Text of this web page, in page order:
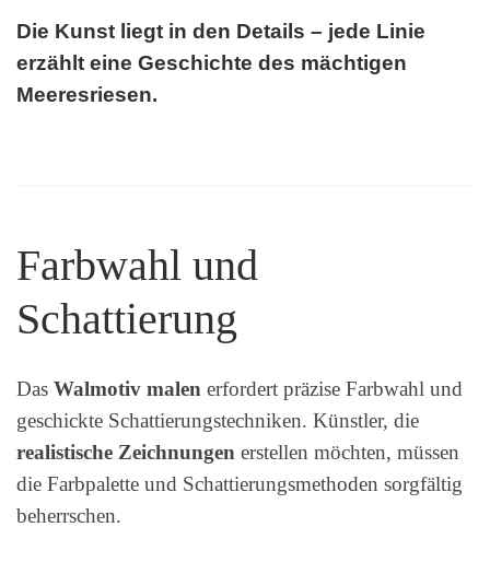
Die Kunst liegt in den Details – jede Linie
erzählt eine Geschichte des mächtigen
Meeresriesen.
Farbwahl und
Schattierung
Das Walmotiv malen erfordert präzise Farbwahl und
geschickte Schattierungstechniken. Künstler, die
realistische Zeichnungen erstellen möchten, müssen
die Farbpalette und Schattierungsmethoden sorgfältig
beherrschen.